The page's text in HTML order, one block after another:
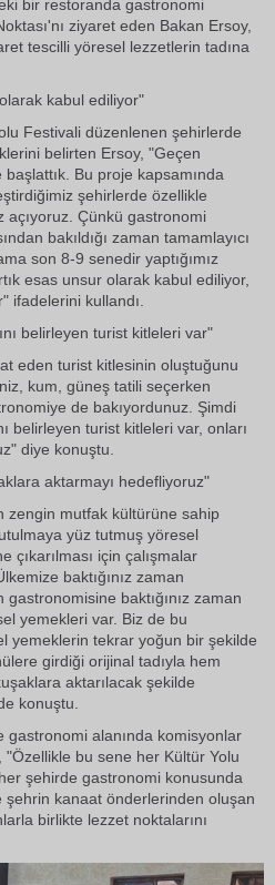
bir restoranda gastronomi
ziyaret eden Bakan Ersoy,
tescilli yöresel lezzetlerin tadına
kabul ediliyor"
Festivali düzenlenen şehirlerde
belirten Ersoy, "Geçen
Bu proje kapsamında
şehirlerde özellikle
açıyoruz. Çünkü gastronomi
bakıldığı zaman tamamlayıcı
son 8-9 senedir yaptığımız
esas unsur olarak kabul ediliyor,
ifadelerini kullandı.
belirleyen turist kitleleri var"
eden turist kitlesinin oluştuğunu
kum, güneş tatili seçerken
de bakıyordunuz. Şimdi
belirleyen turist kitleleri var, onları
diye konuştu.
aktarmayı hedefliyoruz"
zengin mutfak kültürüne sahip
yüz tutmuş yöresel
için çalışmalar
baktığınız zaman
baktığınız zaman
yemekleri var. Biz de bu
yemeklerin tekrar yoğun bir şekilde
girdiği orijinal tadıyla hem
aktarılacak şekilde
konuştu.
alanında komisyonlar
"Özellikle bu sene her Kültür Yolu
şehirde gastronomi konusunda
kanaat önderlerinden oluşan
birlikte lezzet noktalarını